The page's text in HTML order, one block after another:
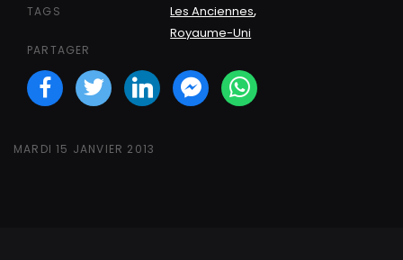
TAGS Les Anciennes,
Royaume-Uni
PARTAGER
Facebook
TwitterLinkedINFacebook
WhatsApp
MARDI 15 JANVIER 2013